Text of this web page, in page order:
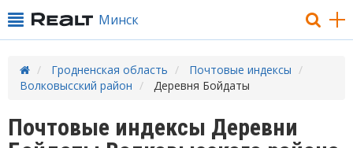
Минск
Гродненская область
Почтовые индексы
Волковысский район
Деревня Бойдаты
Почтовые индексы Деревни